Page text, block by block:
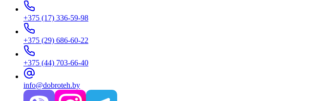
+375 (17) 336-59-98
+375 (29) 686-60-22
+375 (44) 703-66-40
info@dobroteh.by